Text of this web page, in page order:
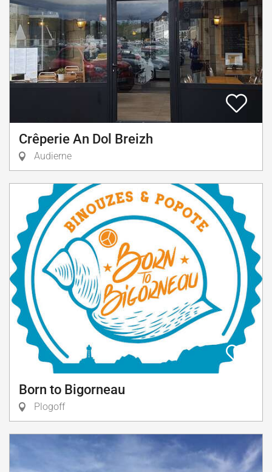
Crêperie An Dol Breizh
Audierne
Born to Bigorneau
Plogoff